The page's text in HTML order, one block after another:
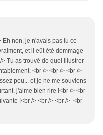
Eh non, je n'avais pas lu ce
et il eût été dommage
Tu as trouvé de quoi illustrer
<br /> <br /> <br />
peu... et je ne me souviens
j'aime bien rire !<br /> <br
!<br /> <br /> <br /> <br